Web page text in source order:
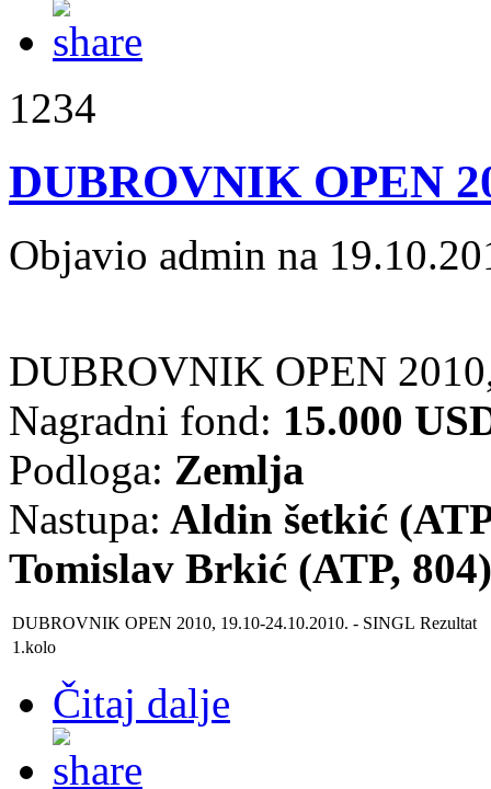
1234
DUBROVNIK OPEN
Objavio admin na
DUBROVNIK OPEN
Nagradni fond: 15.000
Podloga: Zemlja
Nastupa: Aldin šetkić
Tomislav Brkić (ATP,
DUBROVNIK OPEN 2010, 19.10-24.10.2010. - SINGL Rezultat
1.kolo
Čitaj dalje